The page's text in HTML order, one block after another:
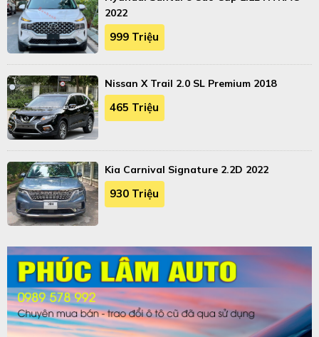
2022
999 Triệu
Nissan X Trail 2.0 SL Premium 2018
465 Triệu
Kia Carnival Signature 2.2D 2022
930 Triệu